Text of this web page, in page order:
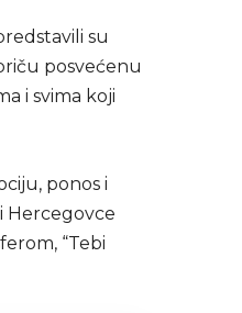
su
posvećenu
i svima koji
ponos i
Hercegovce
“Tebi